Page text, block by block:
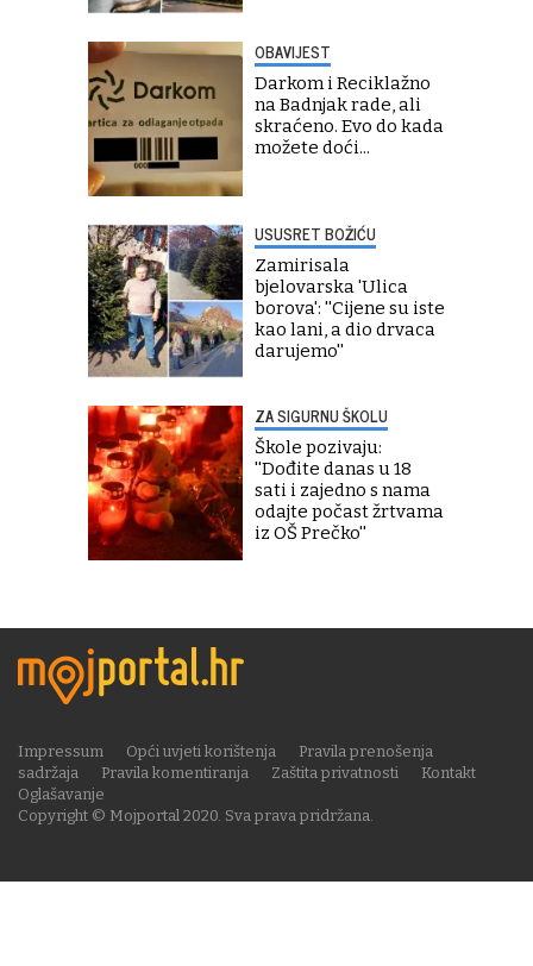
OBAVIJEST
Darkom i Reciklažno
na Badnjak rade, ali
skraćeno. Evo do kada
možete doći...
USUSRET BOŽIĆU
Zamirisala
bjelovarska 'Ulica
borova': ''Cijene su iste
kao lani, a dio drvaca
darujemo''
ZA SIGURNU ŠKOLU
Škole pozivaju:
''Dođite danas u 18
sati i zajedno s nama
odajte počast žrtvama
iz OŠ Prečko''
Copyright © Mojportal 2020. Sva prava pridržana.
Impressum Opći uvjeti korištenja
Pravila prenošenja
sadržaja
Pravila komentiranja Zaštita privatnosti
Kontakt
Oglašavanje